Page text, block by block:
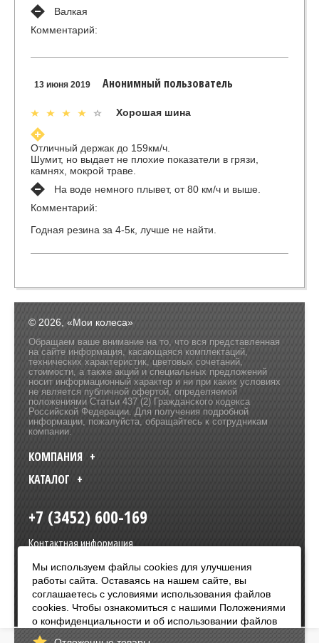
Валкая
Комментарий:
13 июня 2019 Анонимный пользователь
Хорошая шина
Отличный держак до 159км/ч.
Шумит, но выдает не плохие показатели в грязи,
камнях, мокрой траве.
На воде немного плывет, от 80 км/ч и выше.
Комментарий:
Годная резина за 4-5к, лучше не найти.
© 2026, «Мои колеса»
Обращаем ваше внимание на то, что вся представленная
на сайте информация, касающаяся комплектаций,
технических характеристик, цветовых сочетаний,
стоимости, а также акций и специальных предложений
носит информационный характер и ни при каких условиях
не является публичной офертой, определяемой
положениями Статьи 437 (2) Гражданского кодекса
Российской Федерации. Для получения подробной
информации, пожалуйста, обращайтесь к сотрудникам
компании.
КОМПАНИЯ
Оплата:
КАТАЛОГ
+7 (3452) 600-169
Контактная информация
Политика в отношении обработки персональных данных
Разработка сайта –Olive Design
Мы используем файлы cookies для улучшения
работы сайта. Оставаясь на нашем сайте, вы
соглашаетесь с условиями использования файлов
cookies. Чтобы ознакомиться с нашими Положениями
о конфиденциальности и об использовании файлов
cookie,